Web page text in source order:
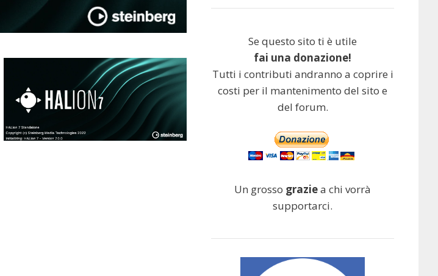
Se questo sito ti è utile
fai una donazione!
Tutti i contributi andranno a coprire i
costi per il mantenimento del sito e
del forum.
Un grosso graziea chi vorrà
supportarci.